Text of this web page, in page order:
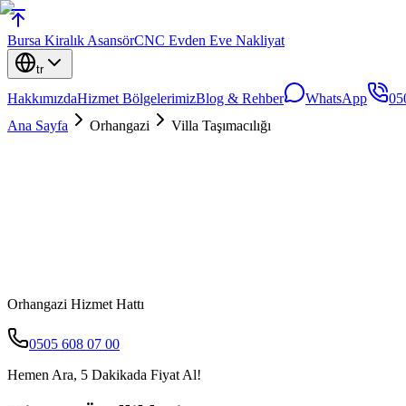
Bursa Kiralık AsansörCNC Evden Eve Nakliyat
tr
HakkımızdaHizmet BölgelerimizBlog & Rehber WhatsApp
Ana Sayfa
Orhangazi Villa Taşımacılığı
Orhangazi Hizmet Hattı
0505 608 07 00
Hemen Ara, 5 Dakikada Fiyat Al!